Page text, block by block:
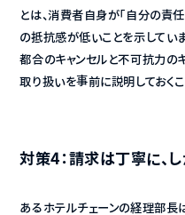
とは、消費者自身が「自分の責
の抵抗感が低いことを示してい
都合のキャンセルと不可抗力の
取り扱いを事前に説明しておくこ
対策4：請求は丁寧に、
あるホテルチェーンの経理部長